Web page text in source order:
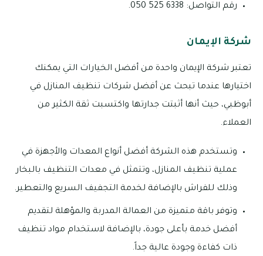
رقم التواصل: 6338 525 050.
شركة الإيمان
تعتبر شركة الإيمان واحدة من أفضل الخيارات التي يمكنك
اختيارها عندما تبحث عن أفضل شركات تنظيف المنازل في
أبوظبي، حيث أنها أثبتت جدارتها واكتسبت ثقة الكثير من
العملاء.
وتستخدم هذه الشركة أفضل أنواع المعدات والأجهزة في
عملية تنظيف المنازل، وتتمثل في معدات التنظيف بالبخار
وذلك للفراش بالإضافة لخدمة التجفيف السريع والتعطير.
وتوفر باقة متميزة من العمالة المدربة والمؤهلة لتقديم
أفضل خدمة بأعلى جودة، بالإضافة لاستخدام مواد تنظيف
ذات كفاءة وجودة عالية جداً.